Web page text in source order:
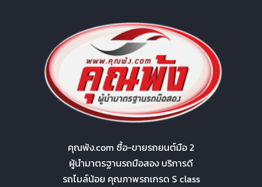
คุณพ้ง.com ซื้อ-ขายรถยนต์มือ 2
ผู้นำมาตรฐานรถมือสอง บริการดี
รถไมล์น้อย คุณภาพรถเกรด S class